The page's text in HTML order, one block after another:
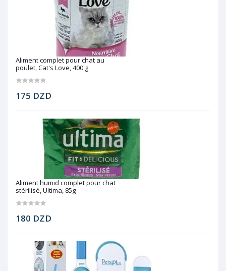
Aliment complet pour chat au
poulet, Cat's Love, 400 g
175 DZD
Aliment humid complet pour chat
stérilisé, Ultima, 85g
180 DZD